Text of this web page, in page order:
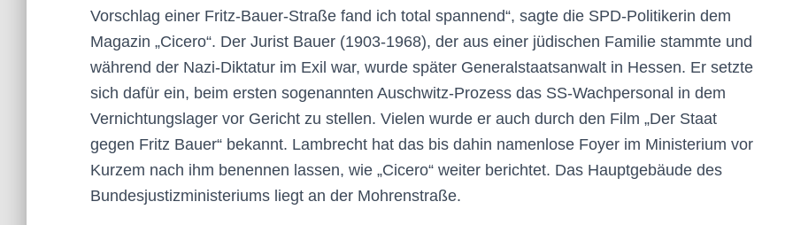
Vorschlag einer Fritz-Bauer-Straße fand ich total spannend“, sagte die SPD-Politikerin dem
Magazin „Cicero“. Der Jurist Bauer (1903-1968), der aus einer jüdischen Familie stammte und
während der Nazi-Diktatur im Exil war, wurde später Generalstaatsanwalt in Hessen. Er setzte
sich dafür ein, beim ersten sogenannten Auschwitz-Prozess das SS-Wachpersonal in dem
Vernichtungslager vor Gericht zu stellen. Vielen wurde er auch durch den Film „Der Staat
gegen Fritz Bauer“ bekannt. Lambrecht hat das bis dahin namenlose Foyer im Ministerium vor
Kurzem nach ihm benennen lassen, wie „Cicero“ weiter berichtet. Das Hauptgebäude des
Bundesjustizministeriums liegt an der Mohrenstraße.